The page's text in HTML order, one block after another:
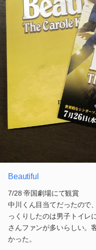
Beautiful
7/28 帝国劇場にて観賞
中川くん目当てだったので
っくりしたのは男子トイレ
さんファンが多いらしい。
かった。